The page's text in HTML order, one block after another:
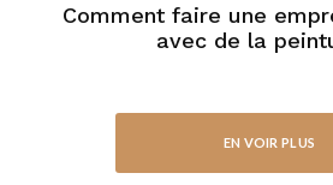
Comment faire une
avec de la
EN VOIR PLUS